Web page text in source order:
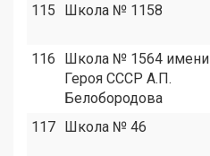
115 Школа № 1158
116
Школа № 1564 имени
Героя СССР А.П.
Белобородова
117 Школа № 46